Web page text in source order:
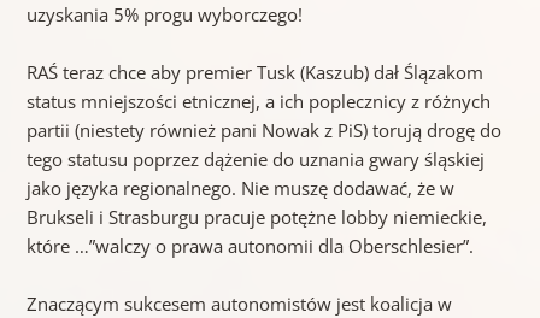
uzyskania 5% progu wyborczego!
RAŚ teraz chce aby premier Tusk (Kaszub) dał Ślązakom
status mniejszości etnicznej, a ich poplecznicy z różnych
partii (niestety również pani Nowak z PiS) torują drogę do
tego statusu poprzez dążenie do uznania gwary śląskiej
jako języka regionalnego. Nie muszę dodawać, że w
Brukseli i Strasburgu pracuje potężne lobby niemieckie,
które …”walczy o prawa autonomii dla Oberschlesier”.
Znaczącym sukcesem autonomistów jest koalicja w